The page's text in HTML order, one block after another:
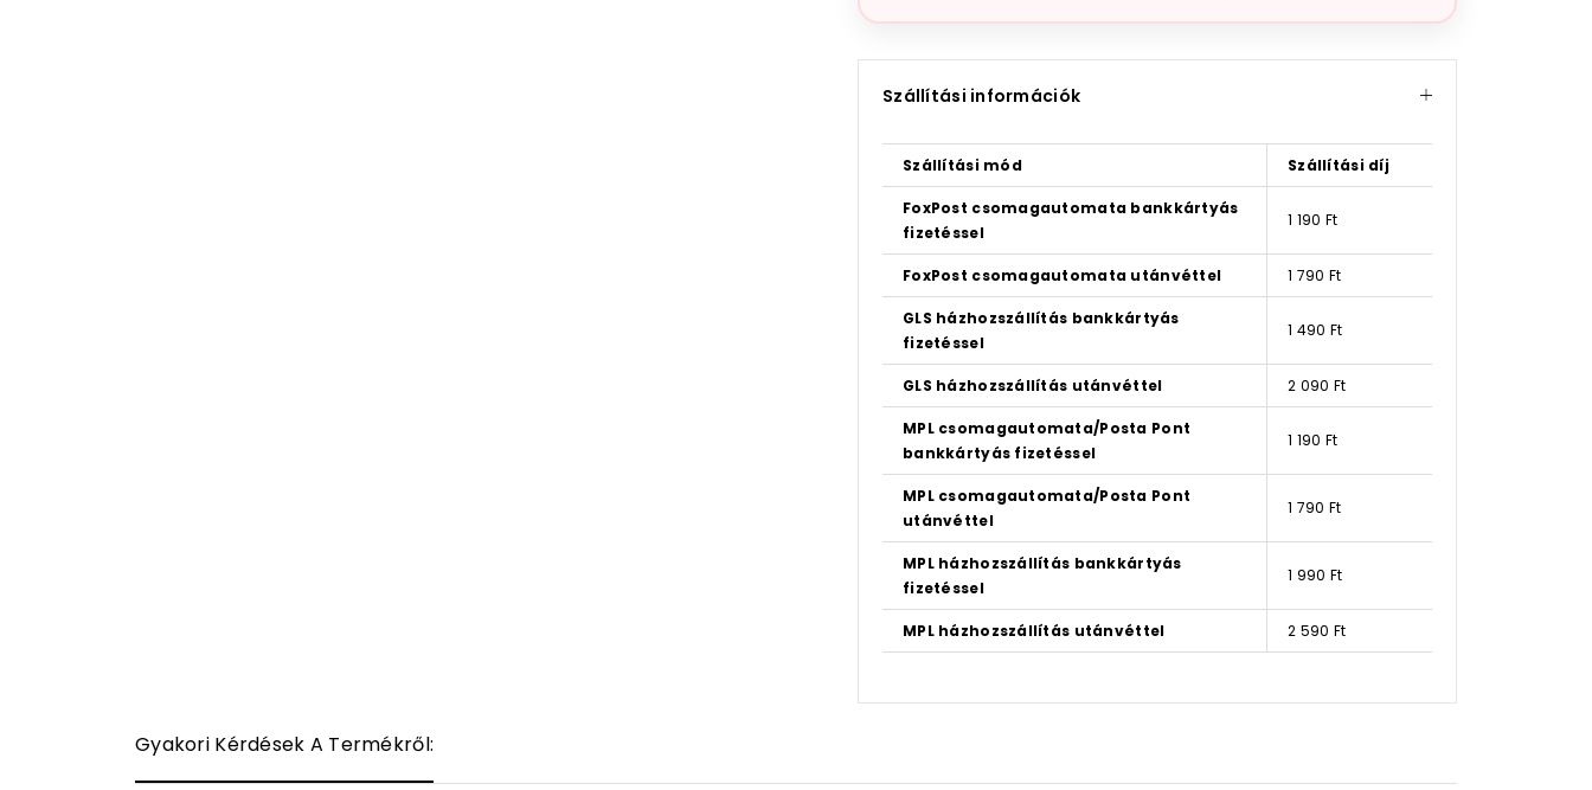
Szállítási információk
Szállítási mód Szállítási díj
FoxPost csomagautomata bankkártyás
fizetéssel
1 190 Ft
FoxPost csomagautomata utánvéttel 1 790 Ft
GLS házhozszállítás bankkártyás
fizetéssel
1 490 Ft
GLS házhozszállítás utánvéttel 2 090 Ft
MPL csomagautomata/Posta Pont
bankkártyás fizetéssel
1 190 Ft
MPL csomagautomata/Posta Pont
utánvéttel
1 790 Ft
MPL házhozszállítás bankkártyás
fizetéssel
1 990 Ft
MPL házhozszállítás utánvéttel 2 590 Ft
Gyakori Kérdések A Termékről: